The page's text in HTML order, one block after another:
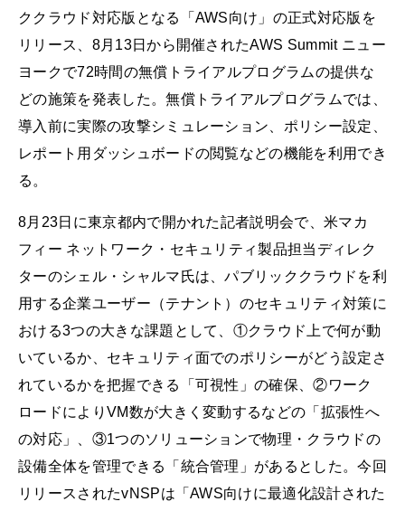
ククラウド対応版となる「AWS向け」の正式対応版を
リリース、8月13日から開催されたAWS Summit ニュー
ヨークで72時間の無償トライアルプログラムの提供な
どの施策を発表した。無償トライアルプログラムでは、
導入前に実際の攻撃シミュレーション、ポリシー設定、
レポート用ダッシュボードの閲覧などの機能を利用でき
る。
8月23日に東京都内で開かれた記者説明会で、米マカ
フィー ネットワーク・セキュリティ製品担当ディレク
ターのシェル・シャルマ氏は、パブリッククラウドを利
用する企業ユーザー（テナント）のセキュリティ対策に
おける3つの大きな課題として、①クラウド上で何が動
いているか、セキュリティ面でのポリシーがどう設定さ
れているかを把握できる「可視性」の確保、②ワーク
ロードによりVM数が大きく変動するなどの「拡張性へ
の対応」、③1つのソリューションで物理・クラウドの
設備全体を管理できる「統合管理」があるとした。今回
リリースされたvNSPは「AWS向けに最適化設計された